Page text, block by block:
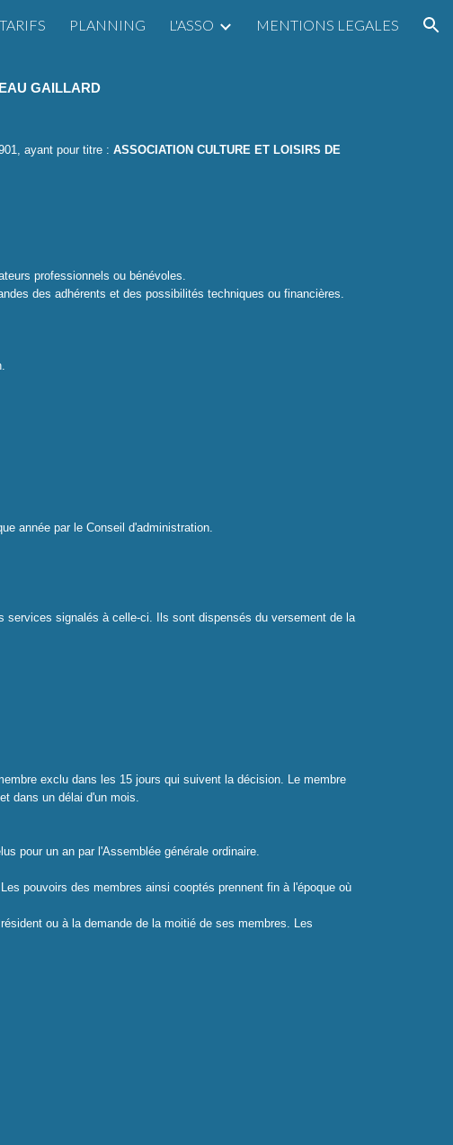
TARIFS PLANNING L'ASSO MENTIONS LEGALES
GAILLARD
ayant pour titre : ASSOCIATION CULTURE ET LOISIRS DE
professionnels ou bénévoles.
des adhérents et des possibilités techniques ou financières.
année par le Conseil d'administration.
services signalés à celle-ci. Ils sont dispensés du versement de la
exclu dans les 15 jours qui suivent la décision. Le membre
dans un délai d'un mois.
pour un an par l'Assemblée générale ordinaire.
pouvoirs des membres ainsi cooptés prennent fin à l'époque où
ou à la demande de la moitié de ses membres. Les